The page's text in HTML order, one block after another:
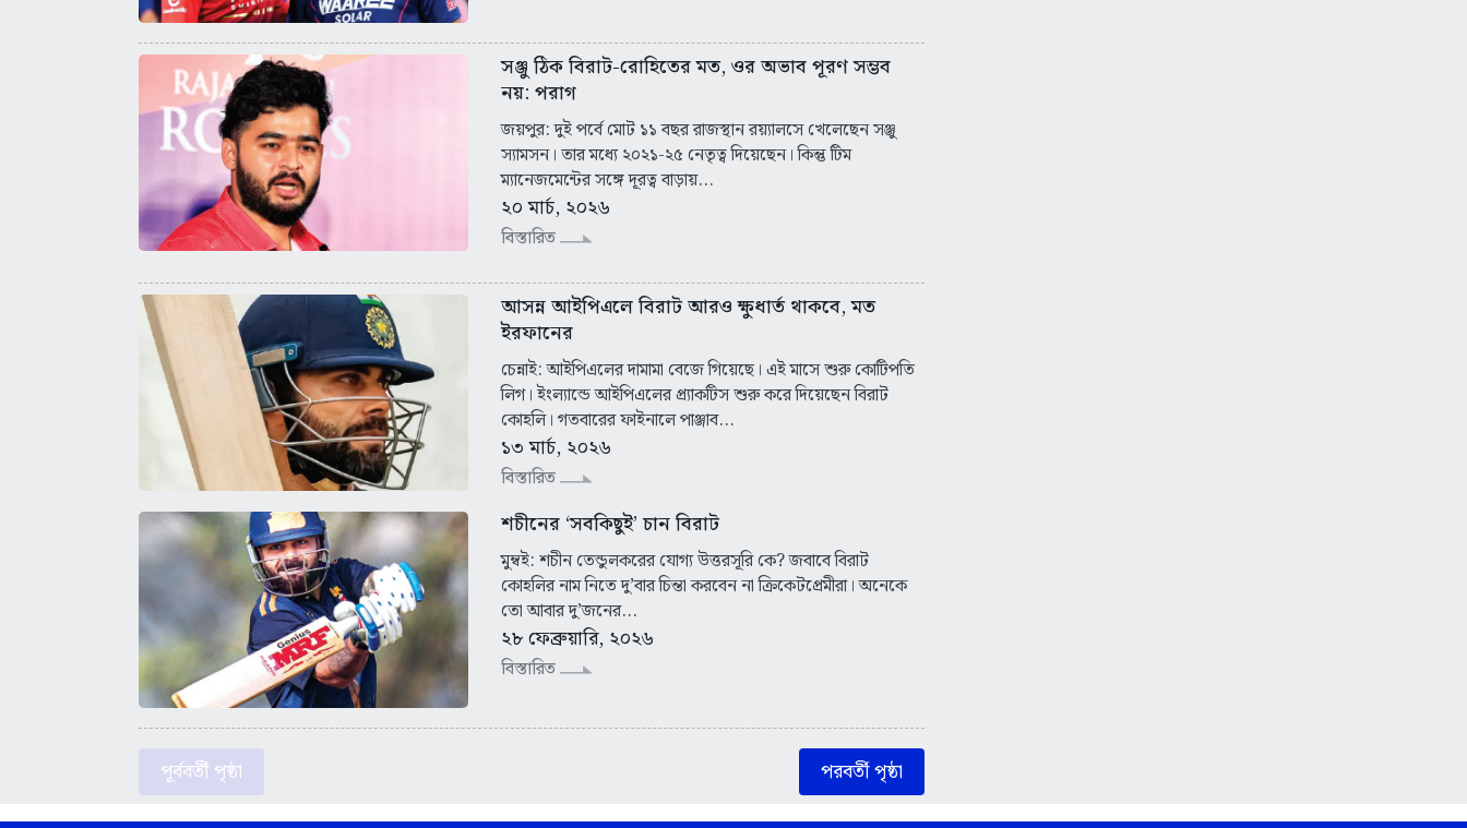
সঞ্জু ঠিক বিরাট-রোহিতের মত, ওর অভাব পূরণ সম্ভব
নয়: পরাগ
জয়পুর: দুই পর্বে মোট ১১ বছর রাজস্থান রয়্যালসে খেলেছেন সঞ্জু
স্যামসন। তার মধ্যে ২০২১-২৫ নেতৃত্ব দিয়েছেন। কিন্তু টিম
ম্যানেজমেন্টের সঙ্গে দূরত্ব বাড়ায়...
২০ মার্চ, ২০২৬
বিস্তারিত
আসন্ন আইপিএলে বিরাট আরও ক্ষুধার্ত থাকবে, মত
ইরফানের
চেন্নাই: আইপিএলের দামামা বেজে গিয়েছে। এই মাসে শুরু কোটিপতি
লিগ। ইংল্যান্ডে আইপিএলের প্র্যাকটিস শুরু করে দিয়েছেন বিরাট
কোহলি। গতবারের ফাইনালে পাঞ্জাব...
১৩ মার্চ, ২০২৬
বিস্তারিত
শচীনের ‘সবকিছুই’ চান বিরাট
মুম্বই: শচীন তেন্ডুলকরের যোগ্য উত্তরসূরি কে? জবাবে বিরাট
কোহলির নাম নিতে দু’বার চিন্তা করবেন না ক্রিকেটপ্রেমীরা। অনেকে
তো আবার দু’জনের...
২৮ ফেব্রুয়ারি, ২০২৬
বিস্তারিত
পূর্ববর্তী পৃষ্ঠা পরবর্তী পৃষ্ঠা